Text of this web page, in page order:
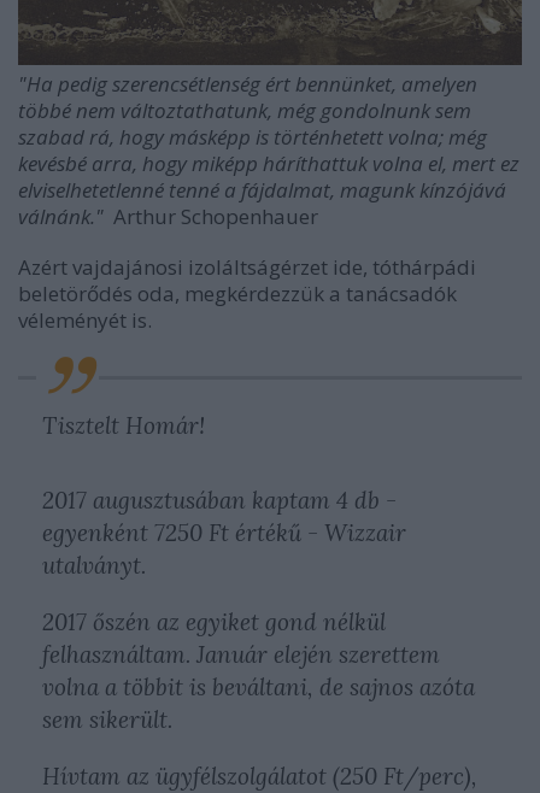
"Ha pedig szerencsétlenség ért bennünket, amelyen
többé nem változtathatunk, még gondolnunk sem
szabad rá, hogy másképp is történhetett volna; még
kevésbé arra, hogy miképp háríthattuk volna el, mert ez
elviselhetetlenné tenné a fájdalmat, magunk kínzójává
válnánk." Arthur Schopenhauer
Azért vajdajánosi izoláltságérzet ide, tóthárpádi
beletörődés oda, megkérdezzük a tanácsadók
véleményét is.
Tisztelt Homár!
2017 augusztusában kaptam 4 db -
egyenként 7250 Ft értékű - Wizzair
utalványt.
2017 őszén az egyiket gond nélkül
felhasználtam. Január elején szerettem
volna a többit is beváltani, de sajnos azóta
sem sikerült.
Hívtam az ügyfélszolgálatot (250 Ft/perc),